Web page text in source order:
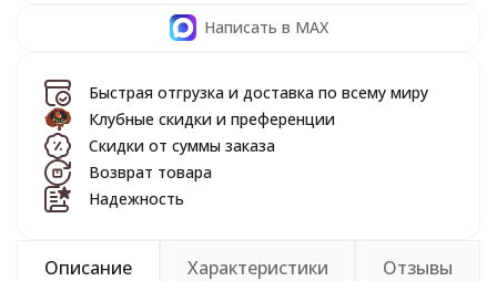
Написать в MAX
Быстрая отгрузка и доставка по всему миру
Клубные скидки и преференции
Скидки от суммы заказа
Возврат товара
Надежность
Описание Характеристики Отзывы